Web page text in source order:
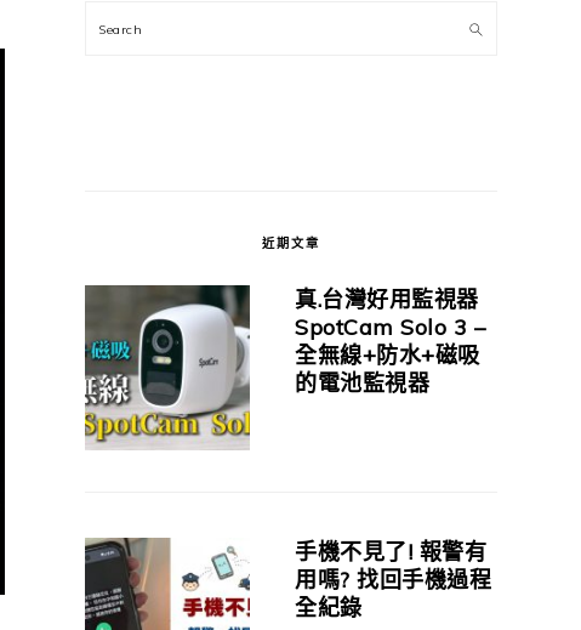
Search
近期文章
真.台灣好用監視器
SpotCam Solo 3 –
全無線+防水+磁吸
的電池監視器
手機不見了! 報警有
用嗎? 找回手機過程
全紀錄